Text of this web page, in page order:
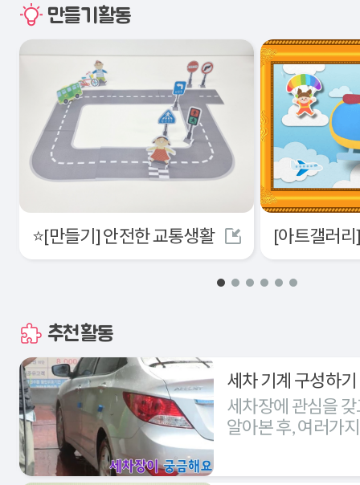
만들기활동
⭐[만들기] 안전한 교통생활
추천활동
세차 기계 구성하기
세차장에 관심을
알아본 후, 여러가